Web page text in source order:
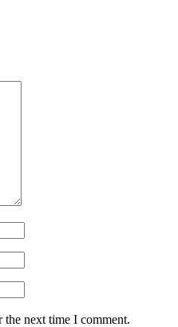
the next time I comment.